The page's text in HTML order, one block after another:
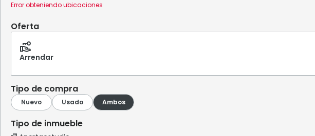
Error obteniendo ubicaciones
Oferta
Arrendar
Tipo de compra
Tipo de inmueble